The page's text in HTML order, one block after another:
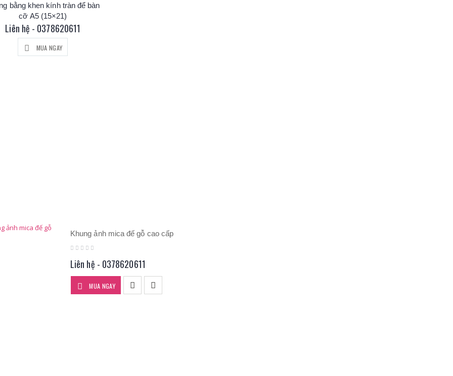
bằng khen kính tràn để bàn
cỡ A5 (15×21)
Liên hệ - 0378620611
MUA NGAY
Khung ảnh mica đế gỗ cao cấp
Liên hệ - 0378620611
MUA NGAY